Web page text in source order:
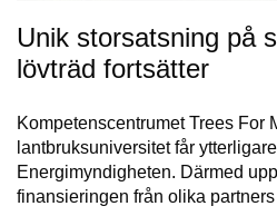
Unik storsatsning på
lövträd fortsätter
Kompetenscentrumet Trees For
lantbruksuniversitet får
Energimyndigheten. Därmed
finansieringen från olika